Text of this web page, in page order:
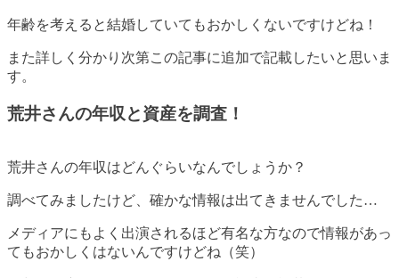
年齢を考えると結婚していてもおかしくないですけどね！
また詳しく分かり次第この記事に追加で記載したいと思いま
す。
荒井さんの年収と資産を調査！
荒井さんの年収はどんぐらいなんでしょうか？
調べてみましたけど、確かな情報は出てきませんでした…
メディアにもよく出演されるほど有名な方なので情報があっ
てもおかしくはないんですけどね（笑）